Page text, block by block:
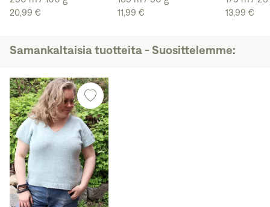
20,99 € 11,99 € 13,99 €
Samankaltaisia tuotteita - Suosittelemme: